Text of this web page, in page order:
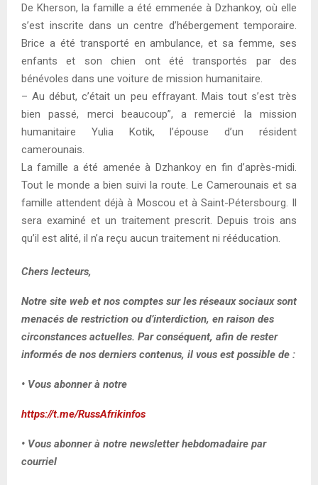
De Kherson, la famille a été emmenée à Dzhankoy, où elle
s’est inscrite dans un centre d’hébergement temporaire.
Brice a été transporté en ambulance, et sa femme, ses
enfants et son chien ont été transportés par des
bénévoles dans une voiture de mission humanitaire.
– Au début, c’était un peu effrayant. Mais tout s’est très
bien passé, merci beaucoup”, a remercié la mission
humanitaire Yulia Kotik, l’épouse d’un résident
camerounais.
La famille a été amenée à Dzhankoy en fin d’après-midi.
Tout le monde a bien suivi la route. Le Camerounais et sa
famille attendent déjà à Moscou et à Saint-Pétersbourg. Il
sera examiné et un traitement prescrit. Depuis trois ans
qu’il est alité, il n’a reçu aucun traitement ni rééducation.
Chers lecteurs,
Notre site web et nos comptes sur les réseaux sociaux sont
menacés de restriction ou d’interdiction, en raison des
circonstances actuelles. Par conséquent, afin de rester
informés de nos derniers contenus, il vous est possible de :
• Vous abonner à notre
https://t.me/RussAfrikinfos
• Vous abonner à notre newsletter hebdomadaire par
courriel